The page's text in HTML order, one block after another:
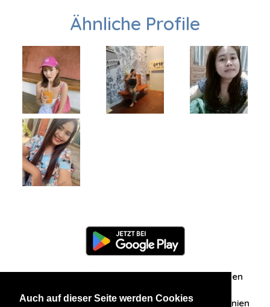
Auch auf dieser Seite werden Cookies
Ähnliche Profile
Zuschriften/Erfahrungen
Datenschutzerklärung AGB Datenschutzrichtlinien